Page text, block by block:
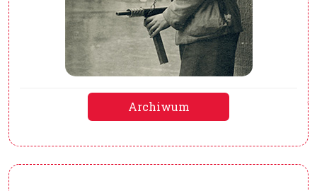
Archiwum